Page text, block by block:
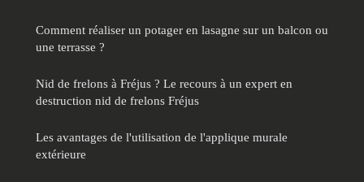
Comment réaliser un potager en lasagne sur un balcon ou
une terrasse ?
Nid de frelons à Fréjus ? Le recours à un expert en
destruction nid de frelons Fréjus
Les avantages de l'utilisation de l'applique murale
extérieure